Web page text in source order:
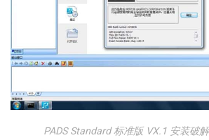
PADS Standard 标准版 VX.1 安装破